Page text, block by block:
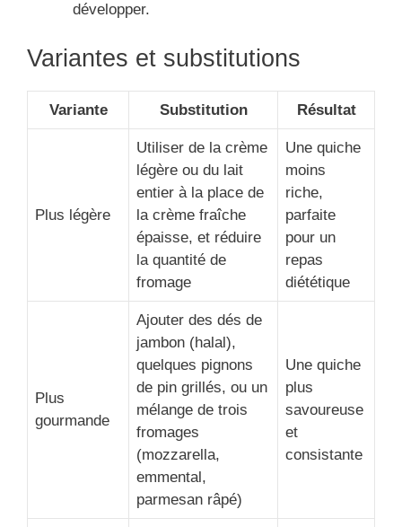
développer.
Variantes et substitutions
Variante Substitution Résultat
Plus légère
Utiliser de la crème
légère ou du lait
entier à la place de
la crème fraîche
épaisse, et réduire
la quantité de
fromage
Une quiche
moins
riche,
parfaite
pour un
repas
diététique
Plus
gourmande
Ajouter des dés de
jambon (halal),
quelques pignons
de pin grillés, ou un
mélange de trois
fromages
(mozzarella,
emmental,
parmesan râpé)
Une quiche
plus
savoureuse
et
consistante